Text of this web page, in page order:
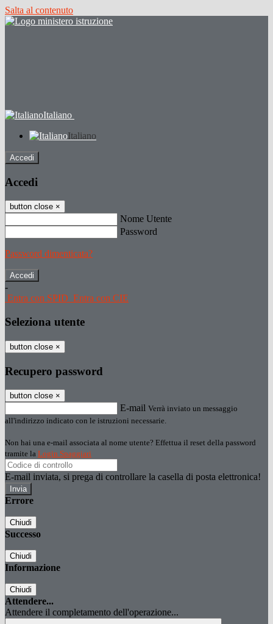
Salta al contenuto
Italiano
Italiano
Accedi
Accedi
button close ×
Nome Utente
Password
Password dimenticata?
-
Entra con SPID Entra con CIE
Seleziona utente
button close ×
Recupero password
button close ×
E-mail Verrà inviato un messaggio
all'indirizzo indicato con le istruzioni necessarie.
Non hai una e-mail associata al nome utente? Effettua il reset della password
tramite la Login Spaggiari
E-mail inviata, si prega di controllare la casella di posta elettronica!
Errore
Chiudi
Successo
Chiudi
Informazione
Chiudi
Attendere...
Attendere il completamento dell'operazione...